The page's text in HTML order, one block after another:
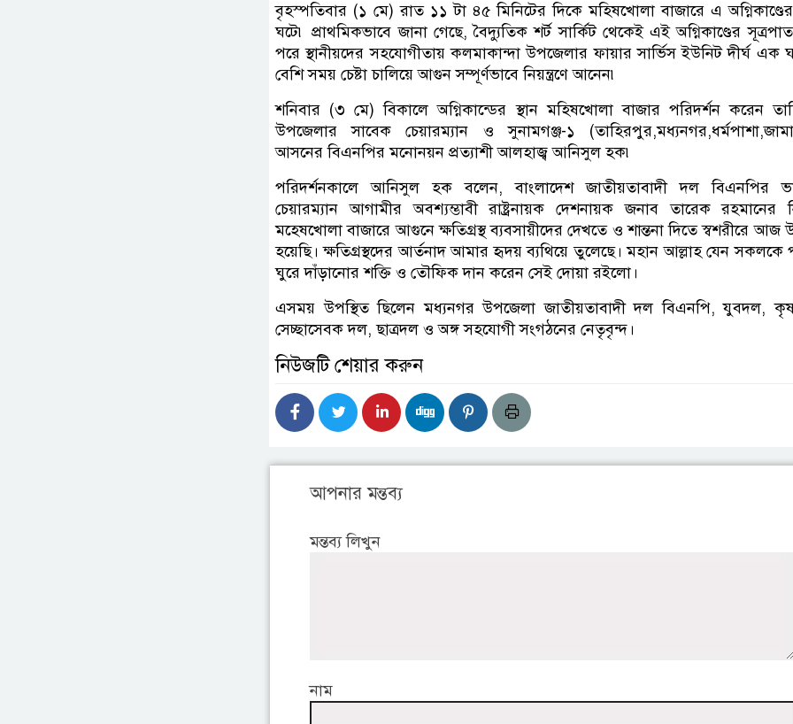
বৃহস্পতিবার (১ মে) রাত ১১ টা ৪৫ মিনিটের দিকে মহিষখোলা বাজারে এ
ঘটে৷ প্রাথমিকভাবে জানা গেছে, বৈদ্যুতিক শর্ট সার্কিট থেকেই এই অগ্নিকাণ্ডের
পরে স্থানীয়দের সহযোগীতায় কলমাকান্দা উপজেলার ফায়ার সার্ভিস ইউনিট দীর্ঘ এক
বেশি সময় চেষ্টা চালিয়ে আগুন সম্পূর্ণভাবে নিয়ন্ত্রণে আনেন৷
শনিবার (৩ মে) বিকালে অগ্নিকান্ডের স্থান মহিষখোলা বাজার পরিদর্শন করেন
উপজেলার সাবেক চেয়ারম্যান ও সুনামগঞ্জ-১
আসনের বিএনপির মনোনয়ন প্রত্যাশী আলহাজ্ব আনিসুল হক৷
পরিদর্শনকালে আনিসুল হক বলেন, বাংলাদেশ জাতীয়তাবাদী দল বিএনপির
চেয়ারম্যান আগামীর অবশ্যম্ভাবী রাষ্ট্রনায়ক দেশনায়ক জনাব তারেক রহমানের
মহেষখোলা বাজারে আগুনে ক্ষতিগ্রস্থ ব্যবসায়ীদের দেখতে ও শান্তনা দিতে স্বশরীরে আজ
হয়েছি। ক্ষতিগ্রস্থদের আর্তনাদ আমার হৃদয় ব্যথিয়ে তুলেছে। মহান আল্লাহ যেন সকলকে
ঘুরে দাঁড়ানোর শক্তি ও তৌফিক দান করেন সেই দোয়া রইলো।
এসময় উপস্থিত ছিলেন মধ্যনগর উপজেলা জাতীয়তাবাদী দল বিএনপি, যুবদল,
সেচ্ছাসেবক দল, ছাত্রদল ও অঙ্গ সহযোগী সংগঠনের নেতৃবৃন্দ।
নিউজটি শেয়ার করুন
আপনার মন্তব্য
মন্তব্য লিখুন
নাম